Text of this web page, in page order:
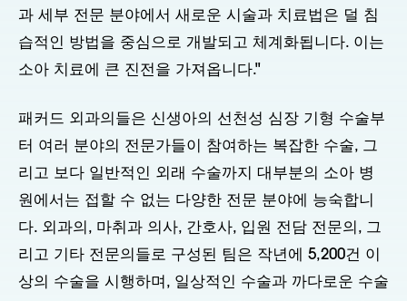
과 세부 전문 분야에서 새로운 시술과 치료법은 덜 침
습적인 방법을 중심으로 개발되고 체계화됩니다. 이는
소아 치료에 큰 진전을 가져옵니다."
패커드 외과의들은 신생아의 선천성 심장 기형 수술부
터 여러 분야의 전문가들이 참여하는 복잡한 수술, 그
리고 보다 일반적인 외래 수술까지 대부분의 소아 병
원에서는 접할 수 없는 다양한 전문 분야에 능숙합니
다. 외과의, 마취과 의사, 간호사, 입원 전담 전문의, 그
리고 기타 전문의들로 구성된 팀은 작년에 5,200건 이
상의 수술을 시행하며, 일상적인 수술과 까다로운 수술